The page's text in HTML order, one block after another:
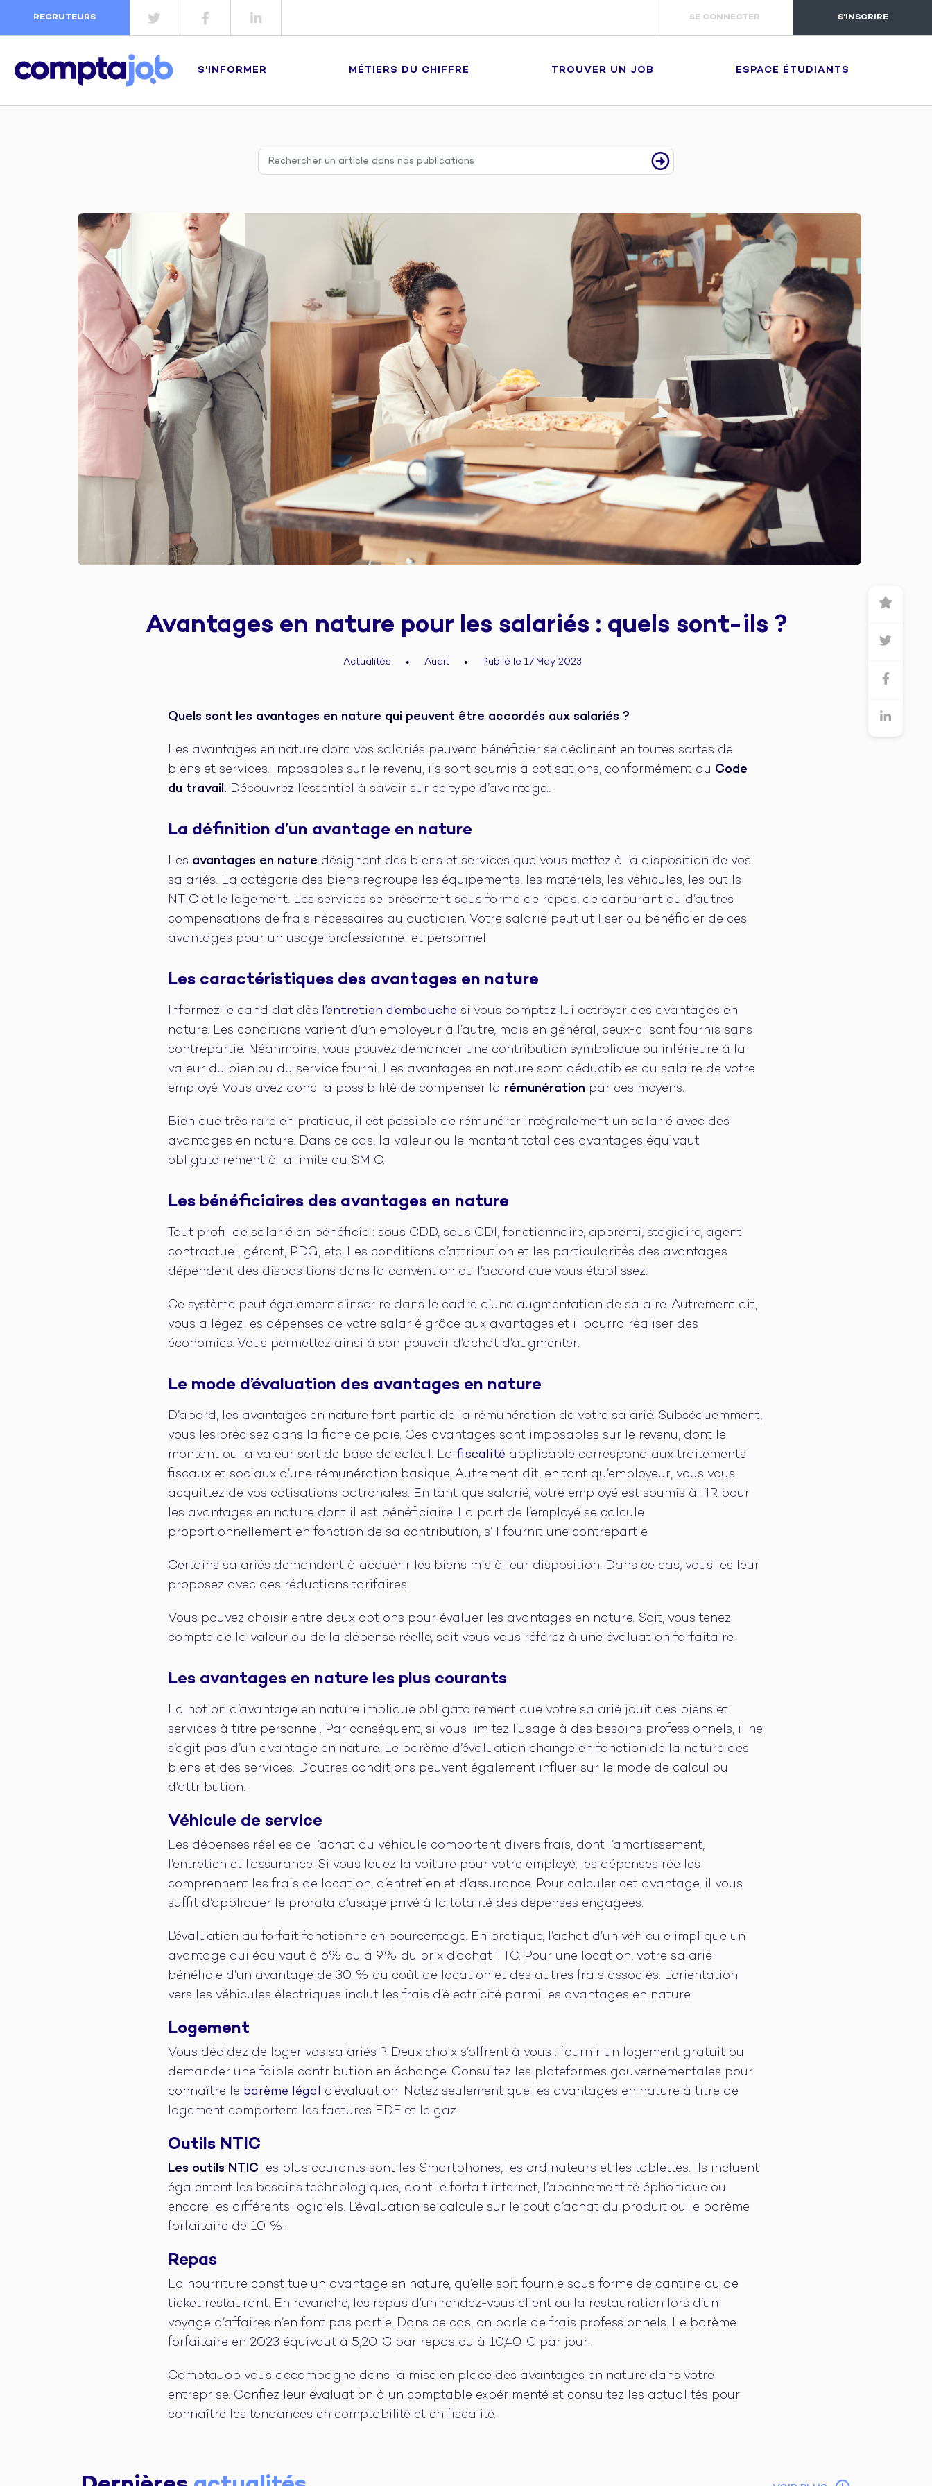
RECRUTEURS SE CONNECTER S'INSCRIRE
S'INFORMER MÉTIERS DU CHIFFRE TROUVER UN JOB ESPACE ÉTUDIANTS
Avantages en nature pour les salariés : quels sont-ils ?
Actualités ● Audit ● Publié le 17 May 2023
Quels sont les avantages en nature qui peuvent être accordés aux salariés ?
Les avantages en nature dont vos salariés peuvent bénéficier se déclinent en toutes sortes de
biens et services. Imposables sur le revenu, ils sont soumis à cotisations, conformément au Code
du travail. Découvrez l’essentiel à savoir sur ce type d’avantage..
La définition d’un avantage en nature
Les avantages en nature désignent des biens et services que vous mettez à la disposition de vos
salariés. La catégorie des biens regroupe les équipements, les matériels, les véhicules, les outils
NTIC et le logement. Les services se présentent sous forme de repas, de carburant ou d’autres
compensations de frais nécessaires au quotidien. Votre salarié peut utiliser ou bénéficier de ces
avantages pour un usage professionnel et personnel.
Les caractéristiques des avantages en nature
Informez le candidat dès l’entretien d’embauche si vous comptez lui octroyer des avantages en
nature. Les conditions varient d’un employeur à l’autre, mais en général, ceux-ci sont fournis sans
contrepartie. Néanmoins, vous pouvez demander une contribution symbolique ou inférieure à la
valeur du bien ou du service fourni. Les avantages en nature sont déductibles du salaire de votre
employé. Vous avez donc la possibilité de compenser la rémunération par ces moyens.
Bien que très rare en pratique, il est possible de rémunérer intégralement un salarié avec des
avantages en nature. Dans ce cas, la valeur ou le montant total des avantages équivaut
obligatoirement à la limite du SMIC.
Les bénéficiaires des avantages en nature
Tout profil de salarié en bénéficie : sous CDD, sous CDI, fonctionnaire, apprenti, stagiaire, agent
contractuel, gérant, PDG, etc. Les conditions d’attribution et les particularités des avantages
dépendent des dispositions dans la convention ou l’accord que vous établissez.
Ce système peut également s’inscrire dans le cadre d’une augmentation de salaire. Autrement dit,
vous allégez les dépenses de votre salarié grâce aux avantages et il pourra réaliser des
économies. Vous permettez ainsi à son pouvoir d’achat d’augmenter.
Le mode d’évaluation des avantages en nature
D’abord, les avantages en nature font partie de la rémunération de votre salarié. Subséquemment,
vous les précisez dans la fiche de paie. Ces avantages sont imposables sur le revenu, dont le
montant ou la valeur sert de base de calcul. La fiscalité applicable correspond aux traitements
fiscaux et sociaux d’une rémunération basique. Autrement dit, en tant qu’employeur, vous vous
acquittez de vos cotisations patronales. En tant que salarié, votre employé est soumis à l’IR pour
les avantages en nature dont il est bénéficiaire. La part de l’employé se calcule
proportionnellement en fonction de sa contribution, s’il fournit une contrepartie.
Certains salariés demandent à acquérir les biens mis à leur disposition. Dans ce cas, vous les leur
proposez avec des réductions tarifaires.
Vous pouvez choisir entre deux options pour évaluer les avantages en nature. Soit, vous tenez
compte de la valeur ou de la dépense réelle, soit vous vous référez à une évaluation forfaitaire.
Les avantages en nature les plus courants
La notion d’avantage en nature implique obligatoirement que votre salarié jouit des biens et
services à titre personnel. Par conséquent, si vous limitez l’usage à des besoins professionnels, il ne
s’agit pas d’un avantage en nature. Le barème d’évaluation change en fonction de la nature des
biens et des services. D’autres conditions peuvent également influer sur le mode de calcul ou
d’attribution.
Véhicule de service
Les dépenses réelles de l’achat du véhicule comportent divers frais, dont l’amortissement,
l’entretien et l’assurance. Si vous louez la voiture pour votre employé, les dépenses réelles
comprennent les frais de location, d’entretien et d’assurance. Pour calculer cet avantage, il vous
suffit d’appliquer le prorata d’usage privé à la totalité des dépenses engagées.
L’évaluation au forfait fonctionne en pourcentage. En pratique, l’achat d’un véhicule implique un
avantage qui équivaut à 6% ou à 9% du prix d’achat TTC. Pour une location, votre salarié
bénéficie d’un avantage de 30 % du coût de location et des autres frais associés. L’orientation
vers les véhicules électriques inclut les frais d’électricité parmi les avantages en nature.
Logement
Vous décidez de loger vos salariés ? Deux choix s’offrent à vous : fournir un logement gratuit ou
demander une faible contribution en échange. Consultez les plateformes gouvernementales pour
connaître le barème légal d’évaluation. Notez seulement que les avantages en nature à titre de
logement comportent les factures EDF et le gaz.
Outils NTIC
Les outils NTIC les plus courants sont les Smartphones, les ordinateurs et les tablettes. Ils incluent
également les besoins technologiques, dont le forfait internet, l’abonnement téléphonique ou
encore les différents logiciels. L’évaluation se calcule sur le coût d’achat du produit ou le barème
forfaitaire de 10 %.
Repas
La nourriture constitue un avantage en nature, qu’elle soit fournie sous forme de cantine ou de
ticket restaurant. En revanche, les repas d’un rendez-vous client ou la restauration lors d’un
voyage d’affaires n’en font pas partie. Dans ce cas, on parle de frais professionnels. Le barème
forfaitaire en 2023 équivaut à 5,20 € par repas ou à 10,40 € par jour.
ComptaJob vous accompagne dans la mise en place des avantages en nature dans votre
entreprise. Confiez leur évaluation à un comptable expérimenté et consultez les actualités pour
connaître les tendances en comptabilité et en fiscalité.